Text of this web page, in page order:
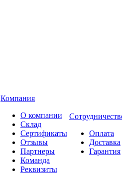
Компания
О компании
Склад
Сертификаты
Отзывы
Партнеры
Команда
Реквизиты
Оплата
Доставка
Гарантия